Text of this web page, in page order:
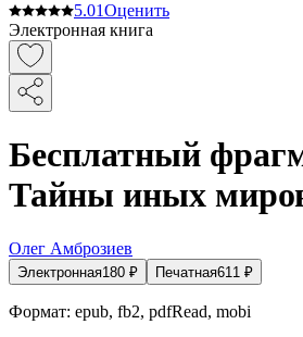
5.01Оценить
Электронная книга
Бесплатный
Тайны иных
Олег Амброзиев
Электронная180 ₽ Печатная611 ₽
Формат: epub, fb2, pdfRead, mobi